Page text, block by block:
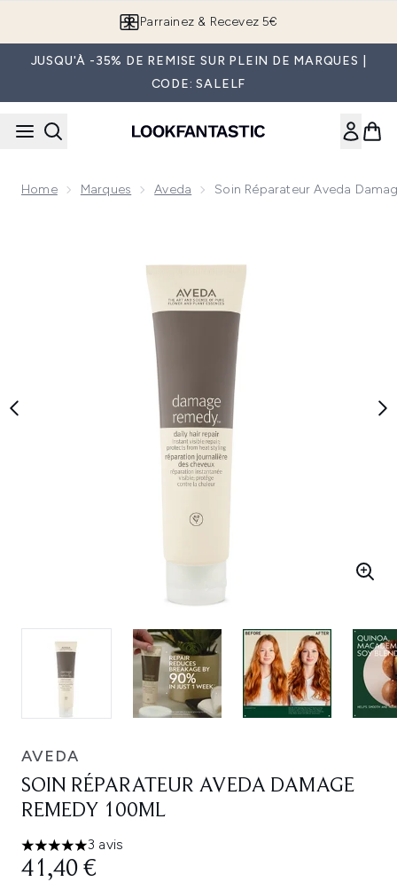
Parrainez & Recevez 5€
JUSQU'À -35% DE REMISE SUR PLEIN DE MARQUES |
CODE: SALELF
Home Marques Aveda Soin Réparateur Aveda
AVEDA
SOIN RÉPARATEUR AVEDA DAMAGE
REMEDY 100ML
5 étoiles sur un maximum de 5
3 avis
41,40 €